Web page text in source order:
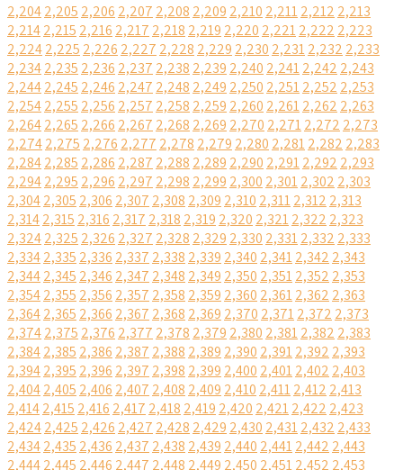
2,2042,205 2,206 2,207 2,208 2,209 2,210 2,2112,212 2,213
2,2142,215 2,216 2,217 2,218 2,219 2,220 2,2212,222 2,223
2,2242,225 2,226 2,227 2,228 2,229 2,230 2,2312,232 2,233
2,2342,235 2,236 2,237 2,238 2,239 2,240 2,2412,242 2,243
2,2442,245 2,246 2,247 2,248 2,249 2,250 2,2512,252 2,253
2,2542,255 2,256 2,257 2,258 2,259 2,260 2,2612,262 2,263
2,2642,265 2,266 2,267 2,268 2,269 2,270 2,2712,272 2,273
2,2742,275 2,276 2,277 2,278 2,279 2,280 2,2812,282 2,283
2,2842,285 2,286 2,287 2,288 2,289 2,290 2,2912,292 2,293
2,2942,295 2,296 2,297 2,298 2,299 2,300 2,3012,302 2,303
2,3042,305 2,306 2,307 2,308 2,309 2,310 2,3112,312 2,313
2,3142,315 2,316 2,317 2,318 2,319 2,320 2,3212,322 2,323
2,3242,325 2,326 2,327 2,328 2,329 2,330 2,3312,332 2,333
2,3342,335 2,336 2,337 2,338 2,339 2,340 2,3412,342 2,343
2,3442,345 2,346 2,347 2,348 2,349 2,350 2,3512,352 2,353
2,3542,355 2,356 2,357 2,358 2,359 2,360 2,3612,362 2,363
2,3642,365 2,366 2,367 2,368 2,369 2,370 2,3712,372 2,373
2,3742,375 2,376 2,377 2,378 2,379 2,380 2,3812,382 2,383
2,3842,385 2,386 2,387 2,388 2,389 2,390 2,3912,392 2,393
2,3942,395 2,396 2,397 2,398 2,399 2,400 2,4012,402 2,403
2,4042,405 2,406 2,407 2,408 2,409 2,410 2,4112,412 2,413
2,4142,415 2,416 2,417 2,418 2,419 2,420 2,4212,422 2,423
2,4242,425 2,426 2,427 2,428 2,429 2,430 2,4312,432 2,433
2,4342,435 2,436 2,437 2,438 2,439 2,440 2,4412,442 2,443
2,4442,445 2,446 2,447 2,448 2,449 2,450 2,4512,452 2,453